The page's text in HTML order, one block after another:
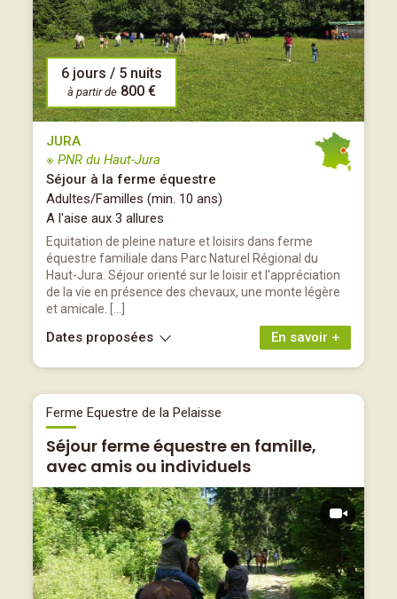
6 jours / 5 nuits
à partir de 800 €
JURA
※ PNR du Haut-Jura
Séjour à la ferme équestre
Adultes/Familles (min. 10 ans)
A l'aise aux 3 allures
Equitation de pleine nature et loisirs dans ferme
équestre familiale dans Parc Naturel Régional du
Haut-Jura. Séjour orienté sur le loisir et l'appréciation
de la vie en présence des chevaux, une monte légère
et amicale. […]
En savoir +
Dates proposées
Ferme Equestre de la Pelaisse
Séjour ferme équestre en famille,
avec amis ou individuels